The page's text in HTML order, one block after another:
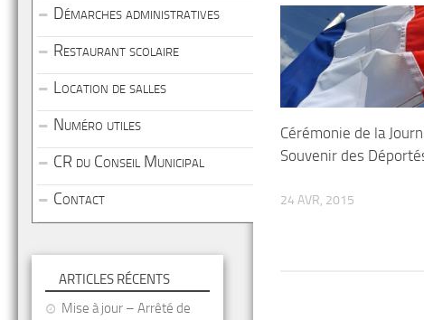
Cérémonie de la
Souvenir des
24 AVR, 2015
Démarches administratives
Restaurant scolaire
Location de salles
Numéro utiles
CR du Conseil Municipal
Contact
ARTICLES RÉCENTS
Mise à jour – Arrêté de